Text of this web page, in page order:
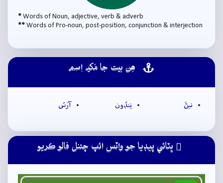
* Words of Noun, adjective, verb & adverb
** Words of Pro-noun, post-position, conjunction & interjection
ھِن بيت جا مُکيہ اِسم
نيڻَ نِنڊُون آرَسُ
ڀٽائي پيڊيا جو واٽس ائپ چئنل فالو ڪريو